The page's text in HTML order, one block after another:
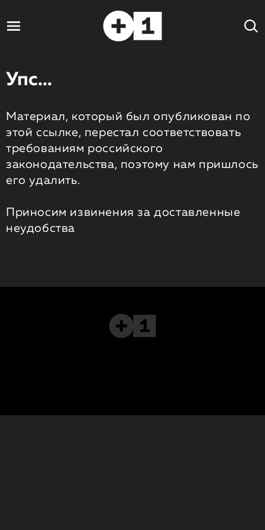
Упс...
Материал, который был опубликован по
этой ссылке, перестал соответствовать
требованиям российского
законодательства, поэтому нам пришлось
его удалить.
Приносим извинения за доставленные
неудобства